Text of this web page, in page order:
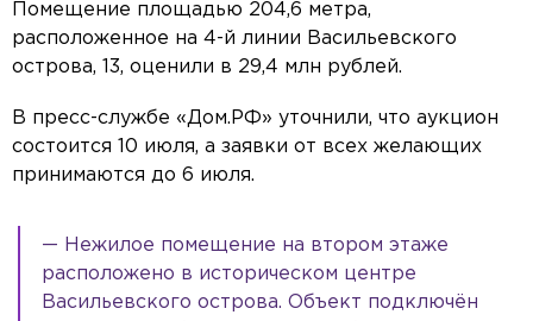
Помещение площадью 204,6 метра,
расположенное на 4-й линии Васильевского
острова, 13, оценили в 29,4 млн рублей.
В пресс-службе «Дом.РФ» уточнили, что аукцион
состоится 10 июля, а заявки от всех желающих
принимаются до 6 июля.
— Нежилое помещение на втором этаже
расположено в историческом центре
Васильевского острова. Объект подключён